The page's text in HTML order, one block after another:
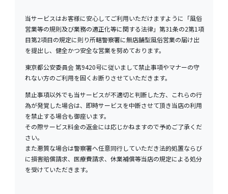
当サービスはお客様に安心してご利用いただけますように「風俗
営業等の規則及び業務の適正化等に関する法律」第31条の2第1項
目第2項目の規定に則り所轄警察署に無店舗型風俗営業の届け出
を提出し、健全かつ安全な営業を努めております。
東京都公安委員会 第9420号に従いまして禁止事項やマナーの守
れない方のご利用を固くお断りさせていただきます。
禁止事項以外でも当サービスが不適切と判断した方、これらの行
為が発覚した場合は、即時サービスを中断させて頂き当店の利用
を禁止する場合も御座います。
その際サービス料金の返金には応じかねますので予めご了承くだ
さい。
また悪質な場合は警察署へ任意同行していただき法的処置ならび
に損害賠償請求、医療費請求、休業補償等当店の規定による処分
を受けていただきます。